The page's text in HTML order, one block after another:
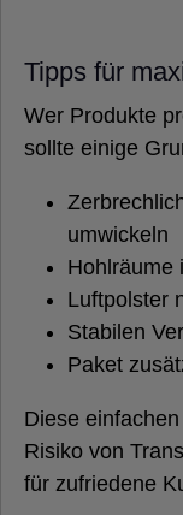
Tipps für
Wer Produkte
sollte einige
umwickeln
Hohlräume
Luftpolster
Stabilen
Paket
Diese
Risiko von
für zufriedene